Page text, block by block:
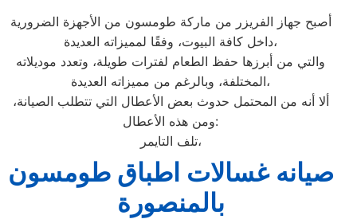
أصبح جهاز الفريزر من ماركة طومسون من الأجهزة الضرورية
داخل كافة البيوت، وفقًا لمميزاته العديدة،
والتي من أبرزها حفظ الطعام لفترات طويلة، وتعدد موديلاته
المختلفة، وبالرغم من مميزاته العديدة،
ألا أنه من المحتمل حدوث بعض الأعطال التي تتطلب الصيانة،
ومن هذه الأعطال:
تلف التايمر،
صيانه غسالات اطباق طومسون
بالمنصورة